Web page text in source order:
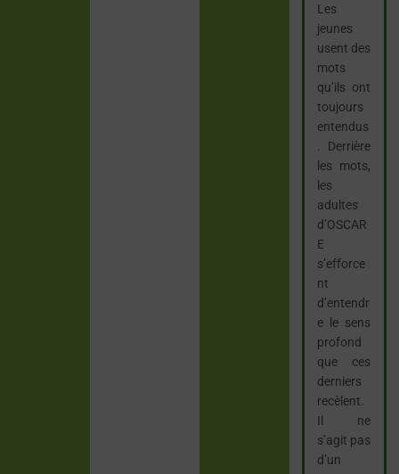
Les
jeunes
usent des
mots
qu’ils ont
toujours
entendus
. Derrière
les mots,
les
adultes
d’OSCAR
E
s’efforce
nt
d’entendr
e le sens
profond
que ces
derniers
recèlent.
Il ne
s’agit pas
d’un